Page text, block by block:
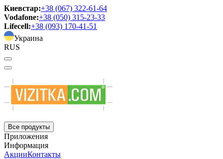
Киевстар:+38 (067) 322-61-64
Vodafone:+38 (050) 315-23-33
Lifecell:+38 (093) 170-41-51
Украина
RUS
Все продукты
Приложения
Информация
АкцииКонтакты